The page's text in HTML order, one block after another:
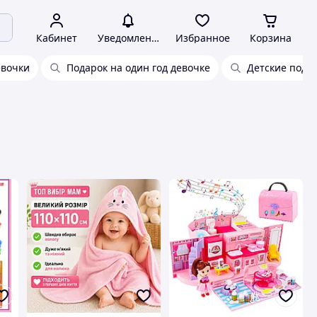
Кабинет Уведомления Избранное Корзина
Подарок на один год девочке Детские